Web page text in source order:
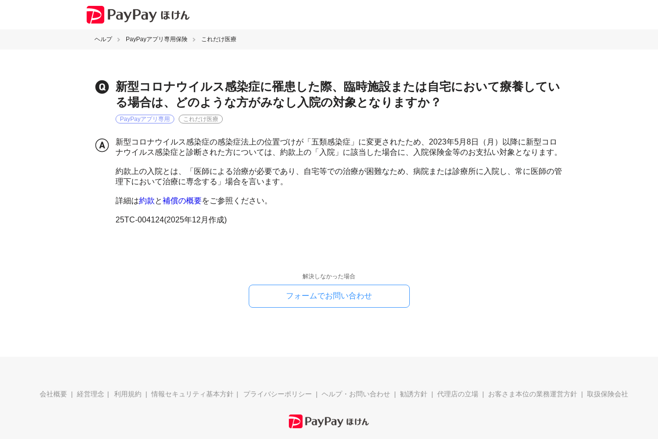
ヘルプ PayPayアプリ専用保険 これだけ医療
新型コロナウイルス感染症に罹患した際、臨時施設または自宅において療養してい
る場合は、どのような方がみなし入院の対象となりますか？
PayPayアプリ専用 これだけ医療
新型コロナウイルス感染症の感染症法上の位置づけが「五類感染症」に変更されたため、2023年5月8日（月）以降に新型コロ
ナウイルス感染症と診断された方については、約款上の「入院」に該当した場合に、入院保険金等のお支払い対象となります。
約款上の入院とは、「医師による治療が必要であり、自宅等での治療が困難なため、病院または診療所に入院し、常に医師の管
理下において治療に専念する」場合を言います。
詳細は約款と補償の概要をご参照ください。
25TC-004124(2025年12月作成)
解決しなかった場合
フォームでお問い合わせ
会社概要 経営理念 利用規約 情報セキュリティ基本方針 プライバシーポリシー ヘルプ・お問い合わせ 勧誘方針 代理店の立場 お客さま本位の業務運営方針 取扱保険会社